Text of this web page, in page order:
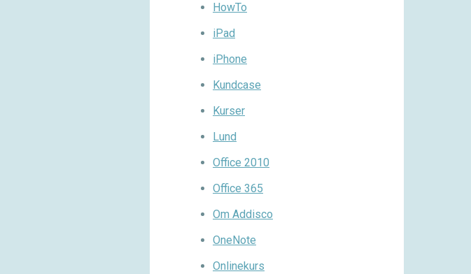
HowTo
iPad
iPhone
Kundcase
Kurser
Lund
Office 2010
Office 365
Om Addisco
OneNote
Onlinekurs